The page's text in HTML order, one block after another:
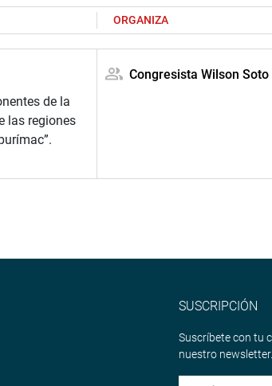
ORGANIZA
de la
las regiones
Congresista Wilson
SUSCRIPCIÓN
Suscríbete con tu
nuestro newsletter.